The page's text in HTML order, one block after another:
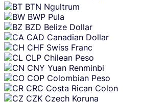
BTN Ngultrum
BWP Pula
BZD Belize Dollar
CAD Canadian Dollar
CHF Swiss Franc
CLP Chilean Peso
CNY Yuan Renminbi
COP Colombian Peso
CRC Costa Rican Colon
CZK Czech Koruna